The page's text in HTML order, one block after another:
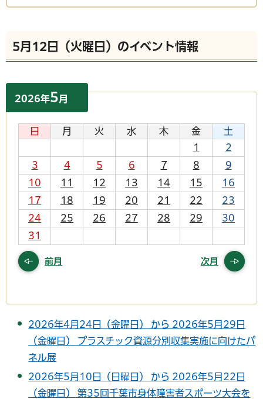
5月12日（火曜日）のイベント情報
2026年5月
日 月 火 水 木 金
土
1
2
3
4 5 6 7 8
9
10
11 12 13 14 15
16
17
18 19 20 21 22
23
24
25 26 27 28 29
30
31
前月 次月
2026年4月24日（金曜日） から 2026年5月29日
（金曜日） プラスチック資源分別収集実施に向けたパ
ネル展
2026年5月10日（日曜日） から 2026年5月22日
（金曜日） 第35回千葉市身体障害者スポーツ大会を